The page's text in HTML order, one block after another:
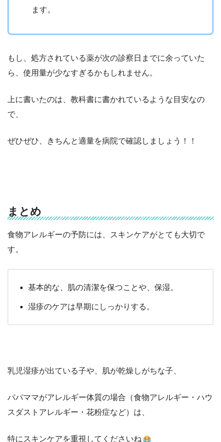
ます。
もし、処方されている薬が次の診察日までに余っていた
ら、使用量が少なすぎるかもしれません。
上に書いたのは、教科書に書かれているような目安なの
で、
ぜひぜひ、きちんと適量を病院で確認しましょう！！
まとめ
食物アレルギーの予防には、スキンケアがとても大切で
す。
基本的な、肌の清潔を保つことや、保湿。
湿疹のケアは早期にしっかりする。
乳児湿疹が出ている子や、肌が乾燥しがちな子、
パパママがアレルギー体質の場合（食物アレルギー・ハウ
スダストアレルギー・花粉症など）は、
特にスキンケアを重視してくださいね